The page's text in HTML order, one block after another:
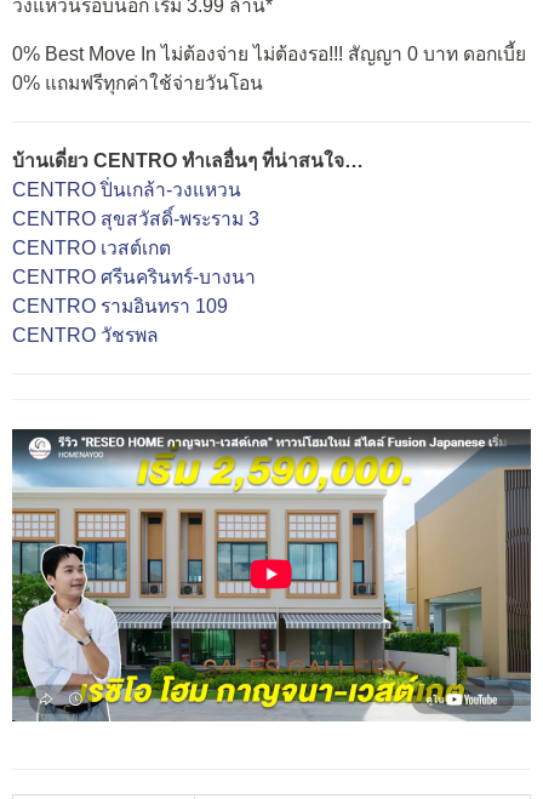
วงแหวนรอบนอก เริ่ม 3.99 ล้าน*
0% Best Move In ไม่ต้องจ่าย ไม่ต้องรอ!!! สัญญา 0 บาท ดอกเบี้ย
0% แถมฟรีทุกค่าใช้จ่ายวันโอน
บ้านเดี่ยว CENTRO ทำเลอื่นๆ ที่น่าสนใจ…
CENTRO ปิ่นเกล้า-วงแหวน
CENTRO สุขสวัสดิ์-พระราม 3
CENTRO เวสต์เกต
CENTRO ศรีนครินทร์-บางนา
CENTRO รามอินทรา 109
CENTRO วัชรพล